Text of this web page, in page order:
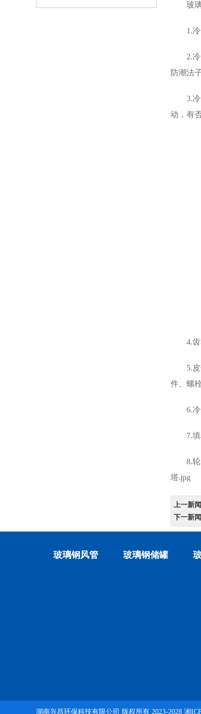
玻璃
1.冷却
2.冷却
防潮法
3.冷却
动，有
4.齿轮
5.皮带
件、螺
6.冷却
7.填料
8.轮回
塔.jpg
上一新闻
下一新闻
玻璃钢风管 玻璃钢储罐
湖南兴昌环保科技有限公司 版权所有 2023-2028 湘